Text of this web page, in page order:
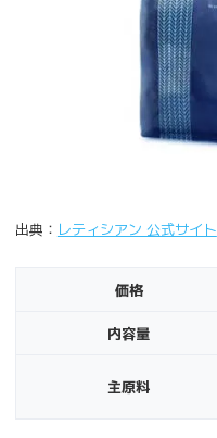
出典： レティシアン 公式サイト
価格
内容量
主原料